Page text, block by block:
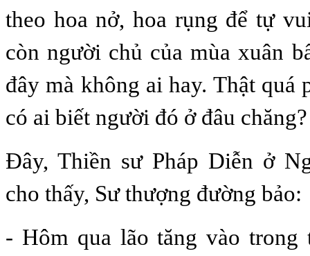
theo hoa nở, hoa rụng để tự
còn người chủ của mùa xuân
đây mà không ai hay. Thật quá
có ai biết người đó ở đâu chăng?
Đây, Thiền sư Pháp Diễn ở
cho thấy, Sư thượng đường bảo:
- Hôm qua lão tăng vào trong